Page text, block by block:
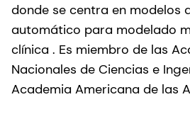
donde se centra en modelos
automático para modelado
clínica . Es miembro de las
Nacionales de Ciencias e
Academia Americana de las